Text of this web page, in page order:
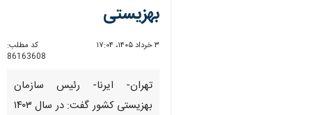
بهزیستی
۳ خرداد ۱۴۰۵، ۱۷:۰۴
کد مطلب:
86163608
تهران- ایرنا- رئیس سازمان
بهزیستی کشور گفت: در سال ۱۴۰۳